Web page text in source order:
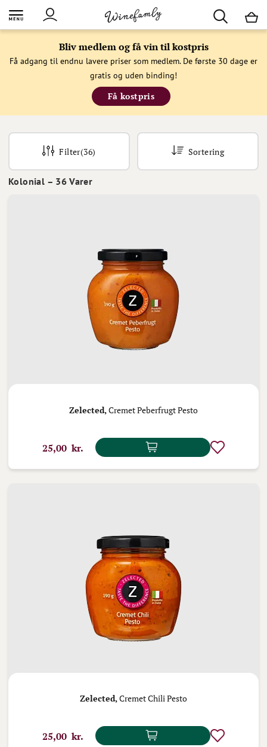
Bliv medlem og få vin til kostpris
Få adgang til endnu lavere priser som medlem. De første 30 dage er
gratis og uden binding!
Få kostpris
Kolonial – 36 Varer
Filter(36) Sortering
Zelected, Cremet Peberfrugt Pesto
25,00 kr.
Zelected,Cremet Chili Pesto
25,00 kr.